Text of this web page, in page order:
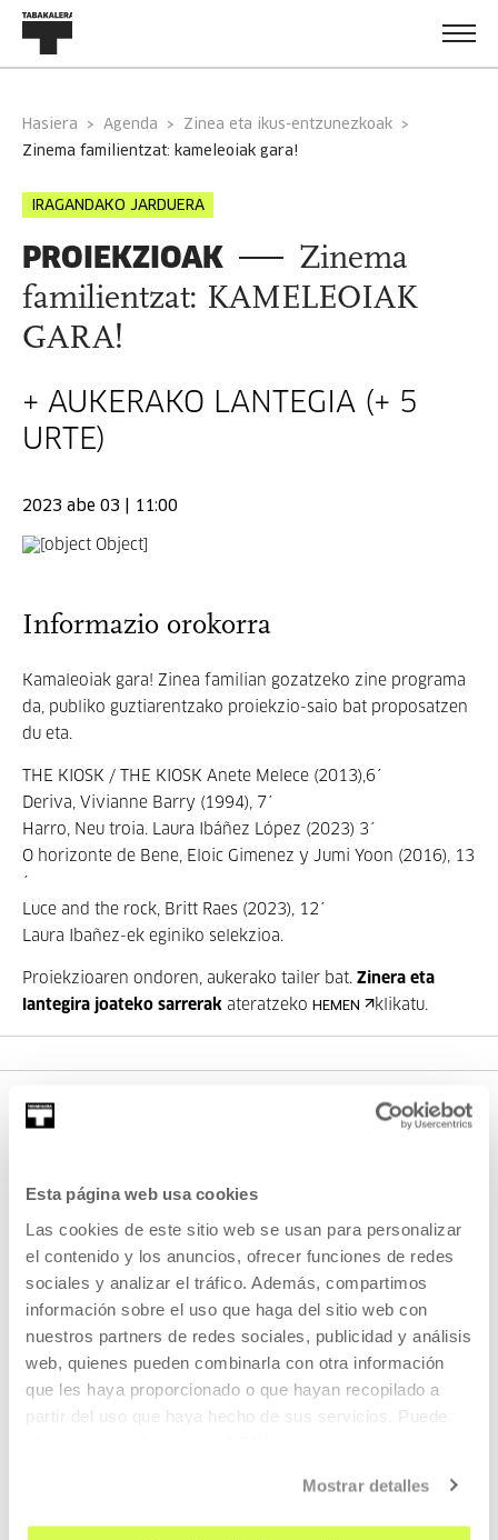
Esta página web usa cookies
Las cookies de este sitio web se usan para personalizar
el contenido y los anuncios, ofrecer funciones de redes
sociales y analizar el tráfico. Además, compartimos
información sobre el uso que haga del sitio web con
nuestros partners de redes sociales, publicidad y análisis
web, quienes pueden combinarla con otra información
que les haya proporcionado o que hayan recopilado a
partir del uso que haya hecho de sus servicios. Puede
Mostrar detalles
Hasiera Agenda
Zinea eta ikus-entzunezkoak
zinema familientzat: kameleoiak gara!
IRAGANDAKO JARDUERA
PROIEKZIOAK
Zinema
familientzat: KAMELEOIAK
GARA!
+ AUKERAKO LANTEGIA (+ 5
URTE)
2023 abe 03 | 11:00
Informazio orokorra
Kamaleoiak gara! Zinea familian gozatzeko zine programa
da, publiko guztiarentzako proiekzio-saio bat proposatzen
du eta.
THE KIOSK / THE KIOSK Anete Melece (2013),6´
Deriva, Vivianne Barry (1994), 7´
Harro, Neu troia. Laura Ibáñez López (2023) 3´
O horizonte de Bene, Eloic Gimenez y Jumi Yoon (2016), 13
Luce and the rock, Britt Raes (2023), 12´
Laura Ibañez-ek eginiko selekzioa.
Proiekzioaren ondoren, aukerako tailer bat. Zinera eta
lantegira joateko sarrerak ateratzeko HEMEN klikatu.
EMAN IZENA BULETINEAN
AGENDA
ZATOZ
KONTAKTUA ETA ORDUTEGIAK